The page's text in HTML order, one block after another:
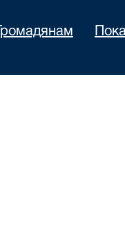
Громадянам